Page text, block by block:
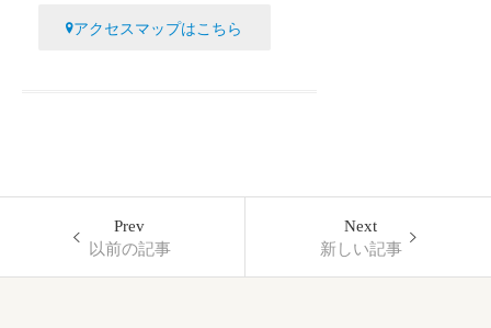
アクセスマップはこちら
Prev
以前の記事
Next
新しい記事